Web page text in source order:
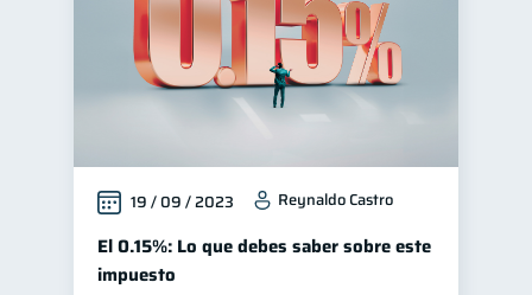
19 / 09 / 2023 Reynaldo Castro
El 0.15%: Lo que debes saber sobre este
impuesto